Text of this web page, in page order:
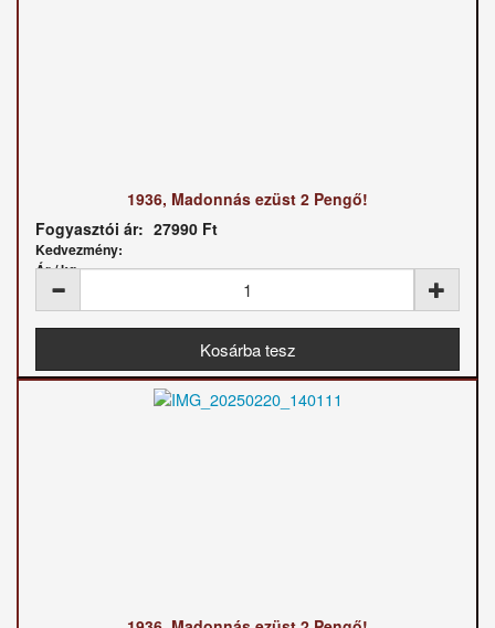
1936, Madonnás ezüst 2 Pengő!
Fogyasztói ár: 27990 Ft
Kedvezmény:
Ár / kg: